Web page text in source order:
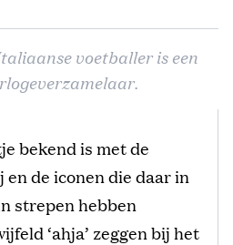
voetballer is een
bekend is met de
de iconen die daar in
strepen hebben
‘ahja’ zeggen bij het